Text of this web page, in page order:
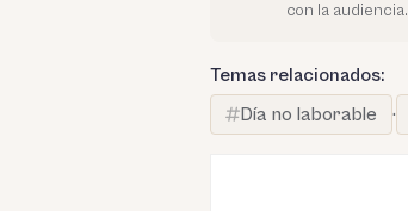
con la audiencia.
Temas relacionados:
Día no laborable
·